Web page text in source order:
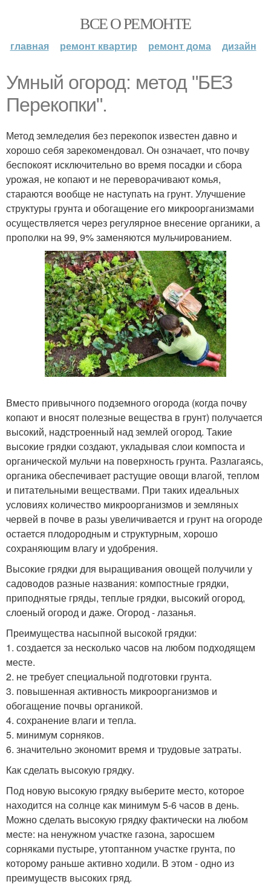
ВСЕ О РЕМОНТЕ
главная ремонт квартир ремонт дома дизайн
Умный огород: метод "БЕЗ
Перекопки".
Метод земледелия без перекопок известен давно и
хорошо себя зарекомендовал. Он означает, что почву
беспокоят исключительно во время посадки и сбора
урожая, не копают и не переворачивают комья,
стараются вообще не наступать на грунт. Улучшение
структуры грунта и обогащение его микроорганизмами
осуществляется через регулярное внесение органики, а
прополки на 99, 9% заменяются мульчированием.
Вместо привычного подземного огорода (когда почву
копают и вносят полезные вещества в грунт) получается
высокий, надстроенный над землей огород. Такие
высокие грядки создают, укладывая слои компоста и
органической мульчи на поверхность грунта. Разлагаясь,
органика обеспечивает растущие овощи влагой, теплом
и питательными веществами. При таких идеальных
условиях количество микроорганизмов и земляных
червей в почве в разы увеличивается и грунт на огороде
остается плодородным и структурным, хорошо
сохраняющим влагу и удобрения.
Высокие грядки для выращивания овощей получили у
садоводов разные названия: компостные грядки,
приподнятые гряды, теплые грядки, высокий огород,
слоеный огород и даже. Огород - лазанья.
Преимущества насыпной высокой грядки:
1. создается за несколько часов на любом подходящем
месте.
2. не требует специальной подготовки грунта.
3. повышенная активность микроорганизмов и
обогащение почвы органикой.
4. сохранение влаги и тепла.
5. минимум сорняков.
6. значительно экономит время и трудовые затраты.
Как сделать высокую грядку.
Под новую высокую грядку выберите место, которое
находится на солнце как минимум 5-6 часов в день.
Можно сделать высокую грядку фактически на любом
месте: на ненужном участке газона, заросшем
сорняками пустыре, утоптанном участке грунта, по
которому раньше активно ходили. В этом - одно из
преимуществ высоких гряд.